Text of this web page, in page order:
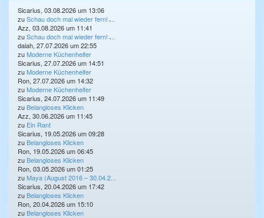
Sicarius, 03.08.2026 um 13:06
zuSchau doch mal wieder fern! ̵...
Azz, 03.08.2026 um 11:41
zuSchau doch mal wieder fern! ̵...
daiah, 27.07.2026 um 22:55
zuModerne Küchenhelfer
Sicarius, 27.07.2026 um 14:51
zuModerne Küchenhelfer
Ron, 27.07.2026 um 14:32
zuModerne Küchenhelfer
Sicarius, 24.07.2026 um 11:49
zu Belangloses Klicken
Azz, 30.06.2026 um 11:45
zu Ein Rant
Sicarius, 19.05.2026 um 09:28
zu Belangloses Klicken
Ron, 19.05.2026 um 06:45
zu Belangloses Klicken
Ron, 03.05.2026 um 01:25
zuMaya (August 2016 – 30.04.2...
Sicarius, 20.04.2026 um 17:42
zu Belangloses Klicken
Ron, 20.04.2026 um 15:10
zu Belangloses Klicken